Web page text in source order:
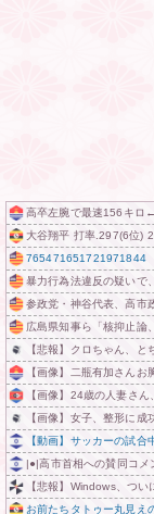
高卒左腕で最速156キロ
大谷翔平 打率.297(6位)
765471651721971844
暴力行為法違反の疑いで
参政党・神谷代表、高市
広島県知事ら「核抑止論
【悲報】クロちゃん、
【画像】二瓶有加さんお
【画像】24歳の人妻さ
【画像】女子、整形に
【動画】サッカーの試
|●|高市首相への賛同コ
【悲報】Windows、つ
お前たちタトゥー丸見え